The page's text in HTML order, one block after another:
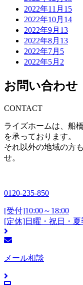
2022年11月 15
2022年10月 14
2022年9月 13
2022年8月 13
2022年7月 5
2022年5月 2
お問い合わせ
CONTACT
ライズホームは、船
を承っております。
それ以外の地域の方
せ。
0120-235-850
[受付]10:00～18:00
[定休]日曜・祝日・
メール相談